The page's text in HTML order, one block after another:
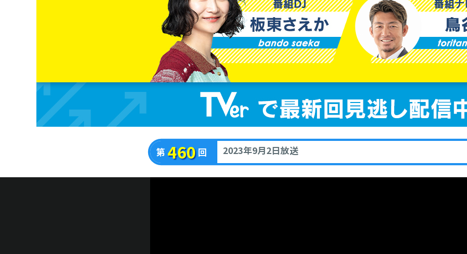
第 460回 2023年9月2日放送